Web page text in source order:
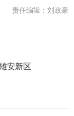
责任编辑：刘政豪
安新区